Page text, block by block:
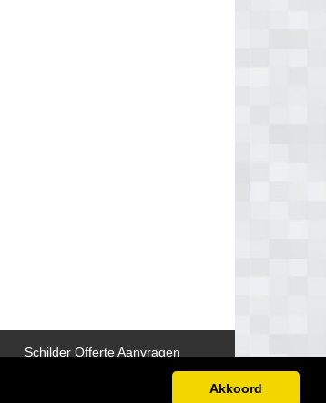
Akkoord
Schilder Offerte Aanvragen